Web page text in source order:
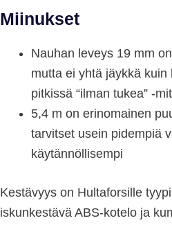
Miinukset
Nauhan leveys 19 mm
mutta ei yhtä jäykkä
pitkissä “ilman tukea” -
5,4 m on erinomainen
tarvitset usein pidempiä
käytännöllisempi
Kestävyys on Hultaforsille
iskunkestävä ABS-kotelo ja